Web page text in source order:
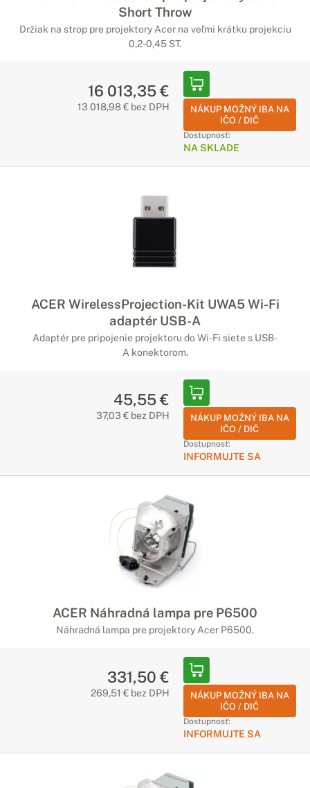
Short Throw
Držiak na strop pre projektory Acer na veľmi krátku projekciu
0,2-0,45 ST.
16 013,35 €
13 018,98 € bez DPH
NÁKUP MOŽNÝ IBA NA
IČO / DIČ
Dostupnosť:
NA SKLADE
ACER WirelessProjection-Kit UWA5 Wi-Fi
adaptér USB-A
Adaptér pre pripojenie projektoru do Wi-Fi siete s USB-
A konektorom.
45,55 €
37,03 € bez DPH
NÁKUP MOŽNÝ IBA NA
IČO / DIČ
Dostupnosť:
INFORMUJTE SA
ACER Náhradná lampa pre P6500
Náhradná lampa pre projektory Acer P6500.
331,50 €
269,51 € bez DPH
NÁKUP MOŽNÝ IBA NA
IČO / DIČ
Dostupnosť:
INFORMUJTE SA